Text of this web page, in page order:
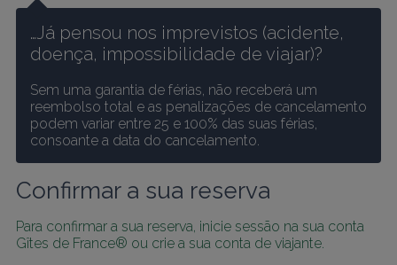
…Já pensou nos imprevistos (acidente,
doença, impossibilidade de viajar)?
Sem uma garantia de férias, não receberá um
reembolso total e as penalizações de cancelamento
podem variar entre 25 e 100% das suas férias,
consoante a data do cancelamento.
Confirmar a sua reserva
Para confirmar a sua reserva, inicie sessão na sua conta
Gîtes de France® ou crie a sua conta de viajante.